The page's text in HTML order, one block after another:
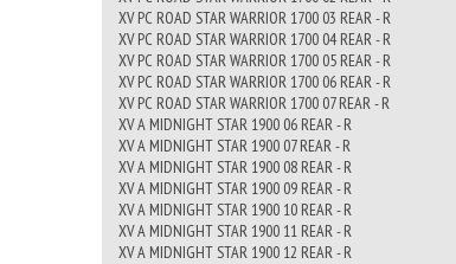
XV PC ROAD STAR WARRIOR 1700 03 REAR - R
XV PC ROAD STAR WARRIOR 1700 04 REAR - R
XV PC ROAD STAR WARRIOR 1700 05 REAR - R
XV PC ROAD STAR WARRIOR 1700 06 REAR - R
XV PC ROAD STAR WARRIOR 1700 07 REAR - R
XV A MIDNIGHT STAR 1900 06 REAR - R
XV A MIDNIGHT STAR 1900 07 REAR - R
XV A MIDNIGHT STAR 1900 08 REAR - R
XV A MIDNIGHT STAR 1900 09 REAR - R
XV A MIDNIGHT STAR 1900 10 REAR - R
XV A MIDNIGHT STAR 1900 11 REAR - R
XV A MIDNIGHT STAR 1900 12 REAR - R